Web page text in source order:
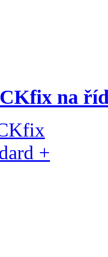
na